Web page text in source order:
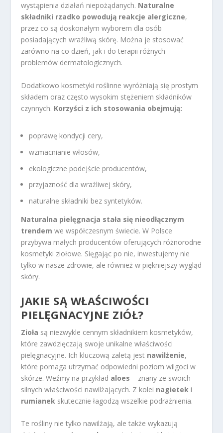
wystąpienia działań niepożądanych. Naturalne
składniki rzadko powodują reakcje alergiczne,
przez co są doskonałym wyborem dla osób
posiadających wrażliwą skórę. Można je stosować
zarówno na co dzień, jak i do terapii różnych
problemów dermatologicznych.
Dodatkowo kosmetyki roślinne wyróżniają się prostym
składem oraz często wysokim stężeniem składników
czynnych. Korzyści z ich stosowania obejmują:
poprawę kondycji cery,
wzmacnianie włosów,
ekologiczne podejście producentów,
przyjazność dla wrażliwej skóry,
naturalne składniki bez syntetyków.
Naturalna pielęgnacja stała się nieodłącznym
trendem we współczesnym świecie. W Polsce
przybywa małych producentów oferujących różnorodne
kosmetyki ziołowe. Sięgając po nie, inwestujemy nie
tylko w nasze zdrowie, ale również w piękniejszy wygląd
skóry.
JAKIE SĄ WŁAŚCIWOŚCI
PIELĘGNACYJNE ZIÓŁ?
Zioła są niezwykle cennym składnikiem kosmetyków,
które zawdzięczają swoje unikalne właściwości
pielęgnacyjne. Ich kluczową zaletą jest nawilżenie,
które pomaga utrzymać odpowiedni poziom wilgoci w
skórze. Weźmy na przykład aloes – znany ze swoich
silnych właściwości nawilżających. Z kolei nagietek i
rumianek skutecznie łagodzą wszelkie podrażnienia.
Te rośliny nie tylko nawilżają, ale także wykazują